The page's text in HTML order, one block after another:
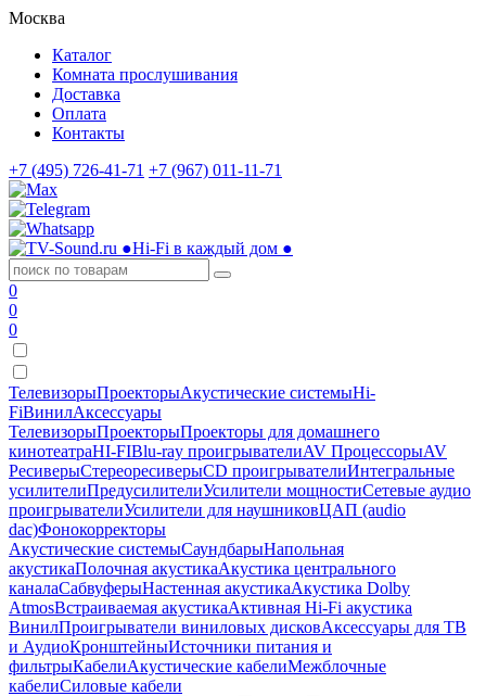
Москва
Каталог
Комната прослушивания
Доставка
Оплата
Контакты
+7 (495) 726-41-71 +7 (967) 011-11-71
●Hi-Fi в каждый дом ●
0
0
0
ТелевизорыПроекторыАкустические системыHi-
FiВинилАксессуары
ТелевизорыПроекторыПроекторы для домашнего
кинотеатраHI-FIBlu-ray проигрывателиAV ПроцессорыAV
РесиверыСтереоресиверыCD проигрывателиИнтегральные
усилителиПредусилителиУсилители мощностиСетевые аудио
проигрывателиУсилители для наушниковЦАП (audio
dac)Фонокорректоры
Акустические системыСаундбарыНапольная
акустикаПолочная акустикаАкустика центрального
каналаСабвуферыНастенная акустикаАкустика Dolby
AtmosВстраиваемая акустикаАктивная Hi-Fi акустика
ВинилПроигрыватели виниловых дисковАксессуары для ТВ
и АудиоКронштейныИсточники питания и
фильтрыКабелиАкустические кабелиМежблочные
кабелиСиловые кабели